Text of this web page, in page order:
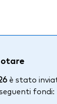
è stato
fondi: